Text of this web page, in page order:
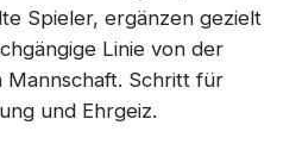
Spieler, ergänzen gezielt
Linie von der
Schritt für
und Ehrgeiz.